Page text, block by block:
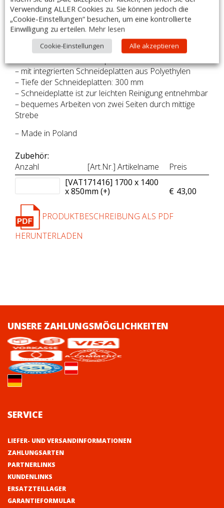
– hergestellt aus rostfreiem, ferritischem Stahl
– Arbeitsplatte im oberen Teil durch Rahmen verstärkt
– ohne Aufkantung
– fest verschweißte Ausführung
– höhenverstellbare Füße +25 mm bis -5 mm
– mit integrierten Schneideplatten aus Polyethylen
– Tiefe der Schneideplatten: 300 mm
– Schneideplatte ist zur leichten Reinigung entnehmbar
– bequemes Arbeiten von zwei Seiten durch mittige
Strebe
– Made in Poland
Zubehör:
Anzahl
[Art.Nr.] Artikelname
Preis
[VAT171416] 1700 x 1400
x 850mm (+
€ 43,00
)
PRODUKTBESCHREIBUNG ALS PDF
HERUNTERLADEN
UNSERE ZAHLUNGSMÖGLICHKEITEN
SERVICE
LIEFER- UND VERSANDINFORMATIONEN
ZAHLUNGSARTEN
PARTNERLINKS
KUNDENLINKS
ERSATZTEILLAGER
GARANTIEFORMULAR
Verwendung ALLER Cookies zu. Sie können jedoch die
„Cookie-Einstellungen“ besuchen, um eine kontrollierte
Einwilligung zu erteilen. Mehr lesen
Cookie-Einstellungen Alle akzeptieren